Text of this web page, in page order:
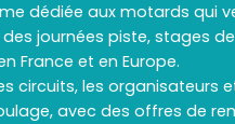
dédiée aux motards qui
journées piste, stages
France et en Europe.
circuits, les organisateurs
avec des offres de